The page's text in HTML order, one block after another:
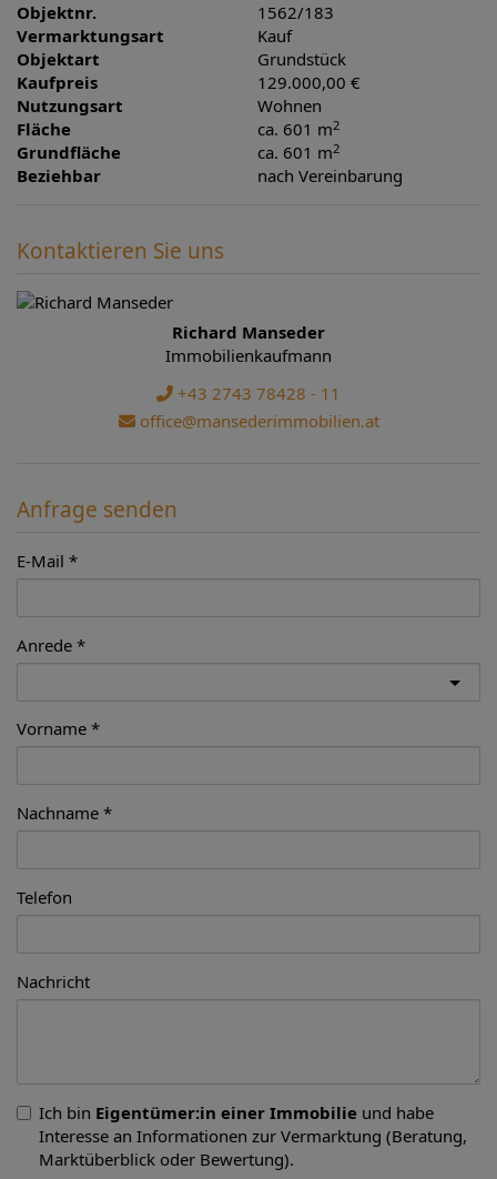
Objektnr.
1562/183
Vermarktungsart
Kauf
Objektart
Grundstück
Kaufpreis
129.000,00 €
Nutzungsart
Wohnen
Fläche
ca. 601 m2
Grundfläche ca. 601 m2
Beziehbar nach Vereinbarung
Kontaktieren Sie uns
Richard Manseder
Immobilienkaufmann
+43 2743 78428 - 11
office@mansederimmobilien.at
Anfrage senden
E-Mail
Anrede
Vorname
Nachname
Telefon
Nachricht
Ich bin Eigentümer:in einer Immobilie und habe
Interesse an Informationen zur Vermarktung (Beratung,
Marktüberblick oder Bewertung).